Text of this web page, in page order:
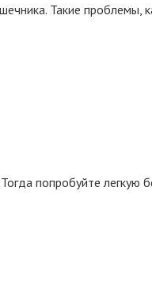
Такие проблемы,
попробуйте легкую